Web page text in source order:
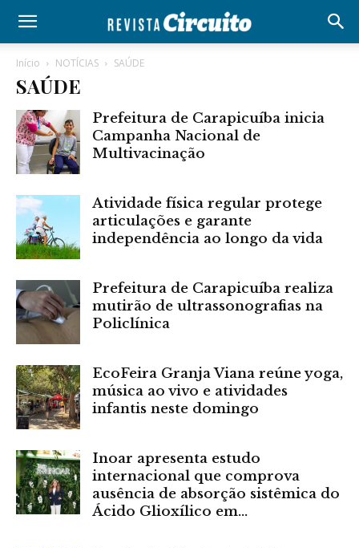
Início NOTÍCIAS SAÚDE
SAÚDE
Prefeitura de Carapicuíba inicia
Campanha Nacional de
Multivacinação
Atividade física regular protege
articulações e garante
independência ao longo da vida
Prefeitura de Carapicuíba realiza
mutirão de ultrassonografias na
Policlínica
EcoFeira Granja Viana reúne yoga,
música ao vivo e atividades
infantis neste domingo
Inoar apresenta estudo
internacional que comprova
ausência de absorção sistêmica do
Ácido Glioxílico em...